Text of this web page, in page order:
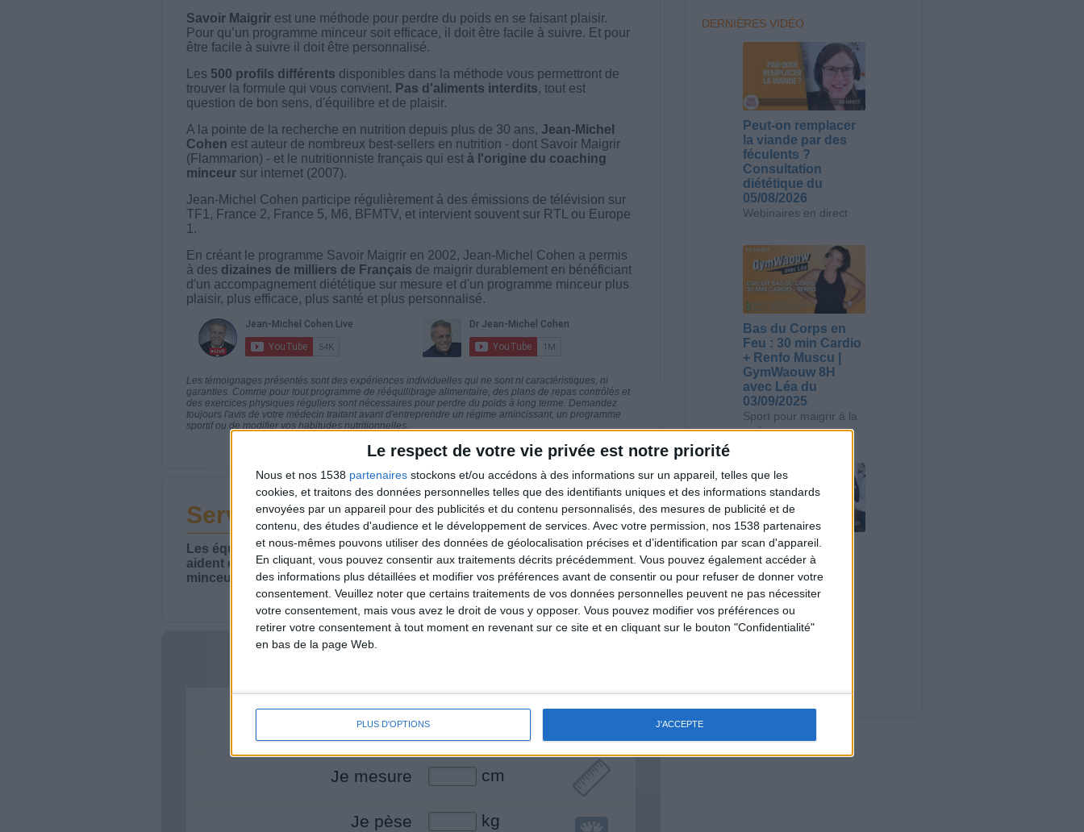
Le respect de votre vie privée est notre priorité
Nous et nos 1538 partenaires stockons et/ou accédons à des informations sur un appareil, telles que les
cookies, et traitons des données personnelles telles que des identifiants uniques et des informations standards
envoyées par un appareil pour des publicités et du contenu personnalisés, des mesures de publicité et de
contenu, des études d'audience et le développement de services. Avec votre permission, nos 1538 partenaires
et nous-mêmes pouvons utiliser des données de géolocalisation précises et d’identification par scan d'appareil.
En cliquant, vous pouvez consentir aux traitements décrits précédemment. Vous pouvez également accéder à
des informations plus détaillées et modifier vos préférences avant de consentir ou pour refuser de donner votre
consentement. Veuillez noter que certains traitements de vos données personnelles peuvent ne pas nécessiter
votre consentement, mais vous avez le droit de vous y opposer. Vous pouvez modifier vos préférences ou
retirer votre consentement à tout moment en revenant sur ce site et en cliquant sur le bouton "Confidentialité"
en bas de la page Web.
PLUS D'OPTIONS J'ACCEPTE
Savoir Maigrirest une méthode pour perdre du poids en se faisant plaisir.
Pour qu’un programme minceur soit efficace, il doit être facile à suivre. Et pour
être facile à suivre il doit être personnalisé.
Les 500 profils différents disponibles dans la méthode vous permettront de
trouver la formule qui vous convient. Pas d'aliments interdits, tout est
question de bon sens, d'équilibre et de plaisir.
A la pointe de la recherche en nutrition depuis plus de 30 ans, Jean-Michel
Cohen est auteur de nombreux best-sellers en nutrition - dont Savoir Maigrir
(Flammarion) - et le nutritionniste français qui est à l'origine du coaching
minceursur internet (2007).
Jean-Michel Cohen participe régulièrement à des émissions de télévision sur
TF1, France 2, France 5, M6, BFMTV, et intervient souvent sur RTL ou Europe
1.
En créant le programme Savoir Maigrir en 2002, Jean-Michel Cohen a permis
à des dizaines de milliers de Français de maigrir durablement en bénéficiant
d'un accompagnement diététique sur mesure et d'un programme minceur plus
plaisir, plus efficace, plus santé et plus personnalisé.
Les témoignages présentés sont des expériences individuelles qui ne sont ni caractéristiques, ni
garanties. Comme pour tout programme de rééquilibrage alimentaire, des plans de repas contrôlés et
des exercices physiques réguliers sont nécessaires pour perdre du poids à long terme. Demandez
toujours l'avis de votre médecin traitant avant d'entreprendre un régime amincissant, un programme
sportif ou de modifier vos habitudes nutritionnelles.
Service-client & Motivation Voir tout
Les équipes du Service-client et de la Communauté Savoir Maigrir vous
aident chaque semaine à vous rapprocher sereinement de votre objectif
minceur.
Je suis
un homme
Je mesure cm
Je pèse
kg
DERNIÈRES VIDÉO
Peut-on remplacer
la viande par des
féculents ?
Consultation
diététique du
05/08/2026
Webinaires en direct
Bas du Corps en
Feu : 30 min Cardio
+ Renfo Muscu |
GymWaouw 8H
avec Léa du
03/09/2025
Sport pour maigrir à la
maison
Le plan à 1600
calories est-il trop
copieux ?
Consultation
Webinaires en direct